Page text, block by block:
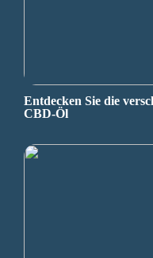
Entdecken Sie die
CBD-Öl